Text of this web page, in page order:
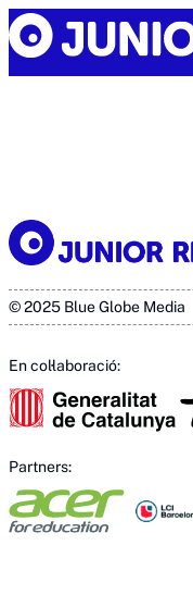
Skip
to
content
Junior
Report
© 2025 Blue Globe Media
En col·laboració:
Partners: